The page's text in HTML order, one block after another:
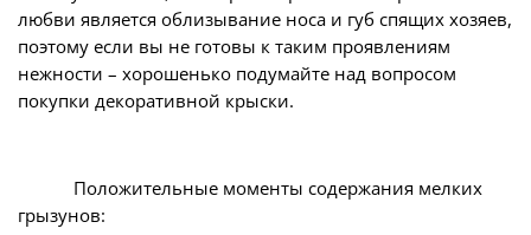
любви является облизывание носа и губ спящих хозяев,
поэтому если вы не готовы к таким проявлениям
нежности – хорошенько подумайте над вопросом
покупки декоративной крыски.
Положительные моменты содержания мелких
грызунов: